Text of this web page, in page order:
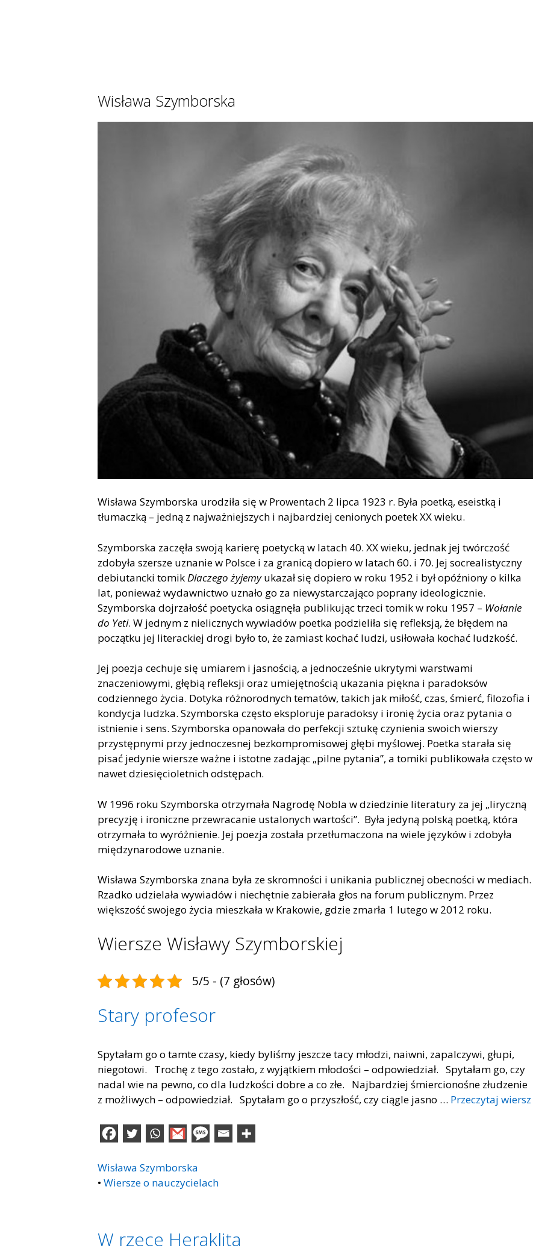
Wisława Szymborska
Wisława Szymborska urodziła się w Prowentach 2 lipca 1923 r. Była poetką, eseistką i
tłumaczką – jedną z najważniejszych i najbardziej cenionych poetek XX wieku.
Szymborska zaczęła swoją karierę poetycką w latach 40. XX wieku, jednak jej twórczość
zdobyła szersze uznanie w Polsce i za granicą dopiero w latach 60. i 70. Jej socrealistyczny
debiutancki tomik Dlaczego żyjemyukazał się dopiero w roku 1952 i był opóźniony o kilka
lat, ponieważ wydawnictwo uznało go za niewystarczająco poprany ideologicznie.
Szymborska dojrzałość poetycka osiągnęła publikując trzeci tomik w roku 1957 – Wołanie
do Yeti. W jednym z nielicznych wywiadów poetka podzieliła się refleksją, że błędem na
początku jej literackiej drogi było to, że zamiast kochać ludzi, usiłowała kochać ludzkość.
Jej poezja cechuje się umiarem i jasnością, a jednocześnie ukrytymi warstwami
znaczeniowymi, głębią refleksji oraz umiejętnością ukazania piękna i paradoksów
codziennego życia. Dotyka różnorodnych tematów, takich jak miłość, czas, śmierć, filozofia i
kondycja ludzka. Szymborska często eksploruje paradoksy i ironię życia oraz pytania o
istnienie i sens. Szymborska opanowała do perfekcji sztukę czynienia swoich wierszy
przystępnymi przy jednoczesnej bezkompromisowej głębi myślowej. Poetka starała się
pisać jedynie wiersze ważne i istotne zadając „pilne pytania”, a tomiki publikowała często w
nawet dziesięcioletnich odstępach.
W 1996 roku Szymborska otrzymała Nagrodę Nobla w dziedzinie literatury za jej „liryczną
precyzję i ironiczne przewracanie ustalonych wartości”. Była jedyną polską poetką, która
otrzymała to wyróżnienie. Jej poezja została przetłumaczona na wiele języków i zdobyła
międzynarodowe uznanie.
Wisława Szymborska znana była ze skromności i unikania publicznej obecności w mediach.
Rzadko udzielała wywiadów i niechętnie zabierała głos na forum publicznym. Przez
większość swojego życia mieszkała w Krakowie, gdzie zmarła 1 lutego w 2012 roku.
Wiersze Wisławy Szymborskiej
5/5 - (7 głosów)
Stary profesor
Spytałam go o tamte czasy, kiedy byliśmy jeszcze tacy młodzi, naiwni, zapalczywi, głupi,
niegotowi. Trochę z tego zostało, z wyjątkiem młodości – odpowiedział. Spytałam go, czy
nadal wie na pewno, co dla ludzkości dobre a co złe. Najbardziej śmiercionośne złudzenie
z możliwych – odpowiedział. Spytałam go o przyszłość, czy ciągle jasno … Przeczytaj wiersz
Wisława Szymborska
• Wiersze o nauczycielach
W rzece Heraklita